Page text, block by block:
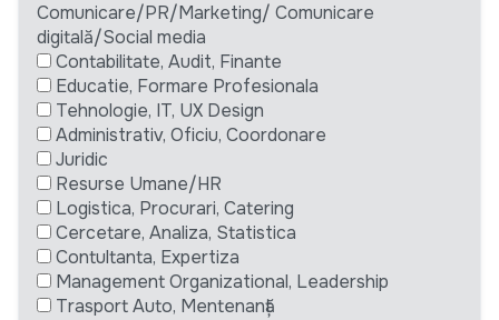
Comunicare/PR/Marketing/ Comunicare
digitală/Social media
Contabilitate, Audit, Finante
Educatie, Formare Profesionala
Tehnologie, IT, UX Design
Administrativ, Oficiu, Coordonare
Juridic
Resurse Umane/HR
Logistica, Procurari, Catering
Cercetare, Analiza, Statistica
Contultanta, Expertiza
Management Organizational, Leadership
Trasport Auto, Mentenanță